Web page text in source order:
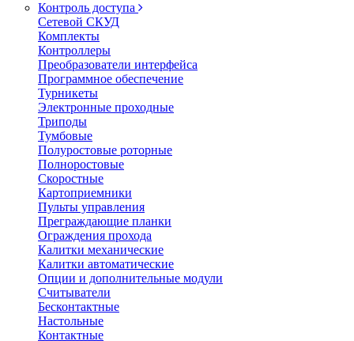
Контроль доступа
Сетевой СКУД
Комплекты
Контроллеры
Преобразователи интерфейса
Программное обеспечение
Турникеты
Электронные проходные
Триподы
Тумбовые
Полуростовые роторные
Полноростовые
Скоростные
Картоприемники
Пульты управления
Преграждающие планки
Ограждения прохода
Калитки механические
Калитки автоматические
Опции и дополнительные модули
Считыватели
Бесконтактные
Настольные
Контактные